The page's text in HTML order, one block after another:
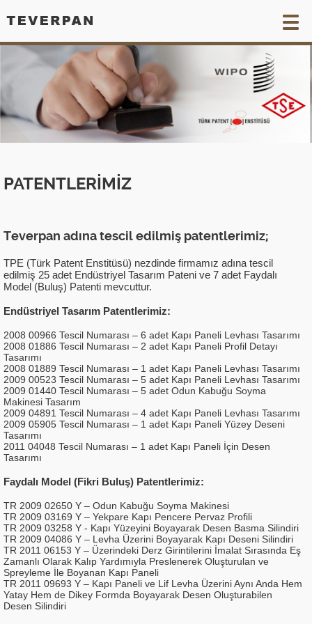
KURUMSAL
ÜRÜNLER
SATIŞ NOKTALARI
İLETİŞİM
TR EN FR ESP
PATENTLERİMİZ
Teverpan adına tescil edilmiş patentlerimiz;
TPE (Türk Patent Enstitüsü) nezdinde firmamız adına tescil
edilmiş 25 adet Endüstriyel Tasarım Pateni ve 7 adet Faydalı
Model (Buluş) Patenti mevcuttur.
Endüstriyel Tasarım Patentlerimiz:
2008 00966 Tescil Numarası – 6 adet Kapı Paneli Levhası Tasarımı
2008 01886 Tescil Numarası – 2 adet Kapı Paneli Profil Detayı
Tasarımı
2008 01889 Tescil Numarası – 1 adet Kapı Paneli Levhası Tasarımı
2009 00523 Tescil Numarası – 5 adet Kapı Paneli Levhası Tasarımı
2009 01440 Tescil Numarası – 5 adet Odun Kabuğu Soyma
Makinesi Tasarım
2009 04891 Tescil Numarası – 4 adet Kapı Paneli Levhası Tasarımı
2009 05905 Tescil Numarası – 1 adet Kapı Paneli Yüzey Deseni
Tasarımı
2011 04048 Tescil Numarası – 1 adet Kapı Paneli İçin Desen
Tasarımı
Faydalı Model (Fikri Buluş) Patentlerimiz:
TR 2009 02650 Y – Odun Kabuğu Soyma Makinesi
TR 2009 03169 Y – Yekpare Kapı Pencere Pervaz Profili
TR 2009 03258 Y - Kapı Yüzeyini Boyayarak Desen Basma Silindiri
TR 2009 04086 Y – Levha Üzerini Boyayarak Kapı Deseni Silindiri
TR 2011 06153 Y – Üzerindeki Derz Girintilerini İmalat Sırasında Eş
Zamanlı Olarak Kalıp Yardımıyla Preslenerek Oluşturulan ve
Spreyleme İle Boyanan Kapı Paneli
TR 2011 09693 Y – Kapı Paneli ve Lif Levha Üzerini Aynı Anda Hem
Yatay Hem de Dikey Formda Boyayarak Desen Oluşturabilen
Desen Silindiri